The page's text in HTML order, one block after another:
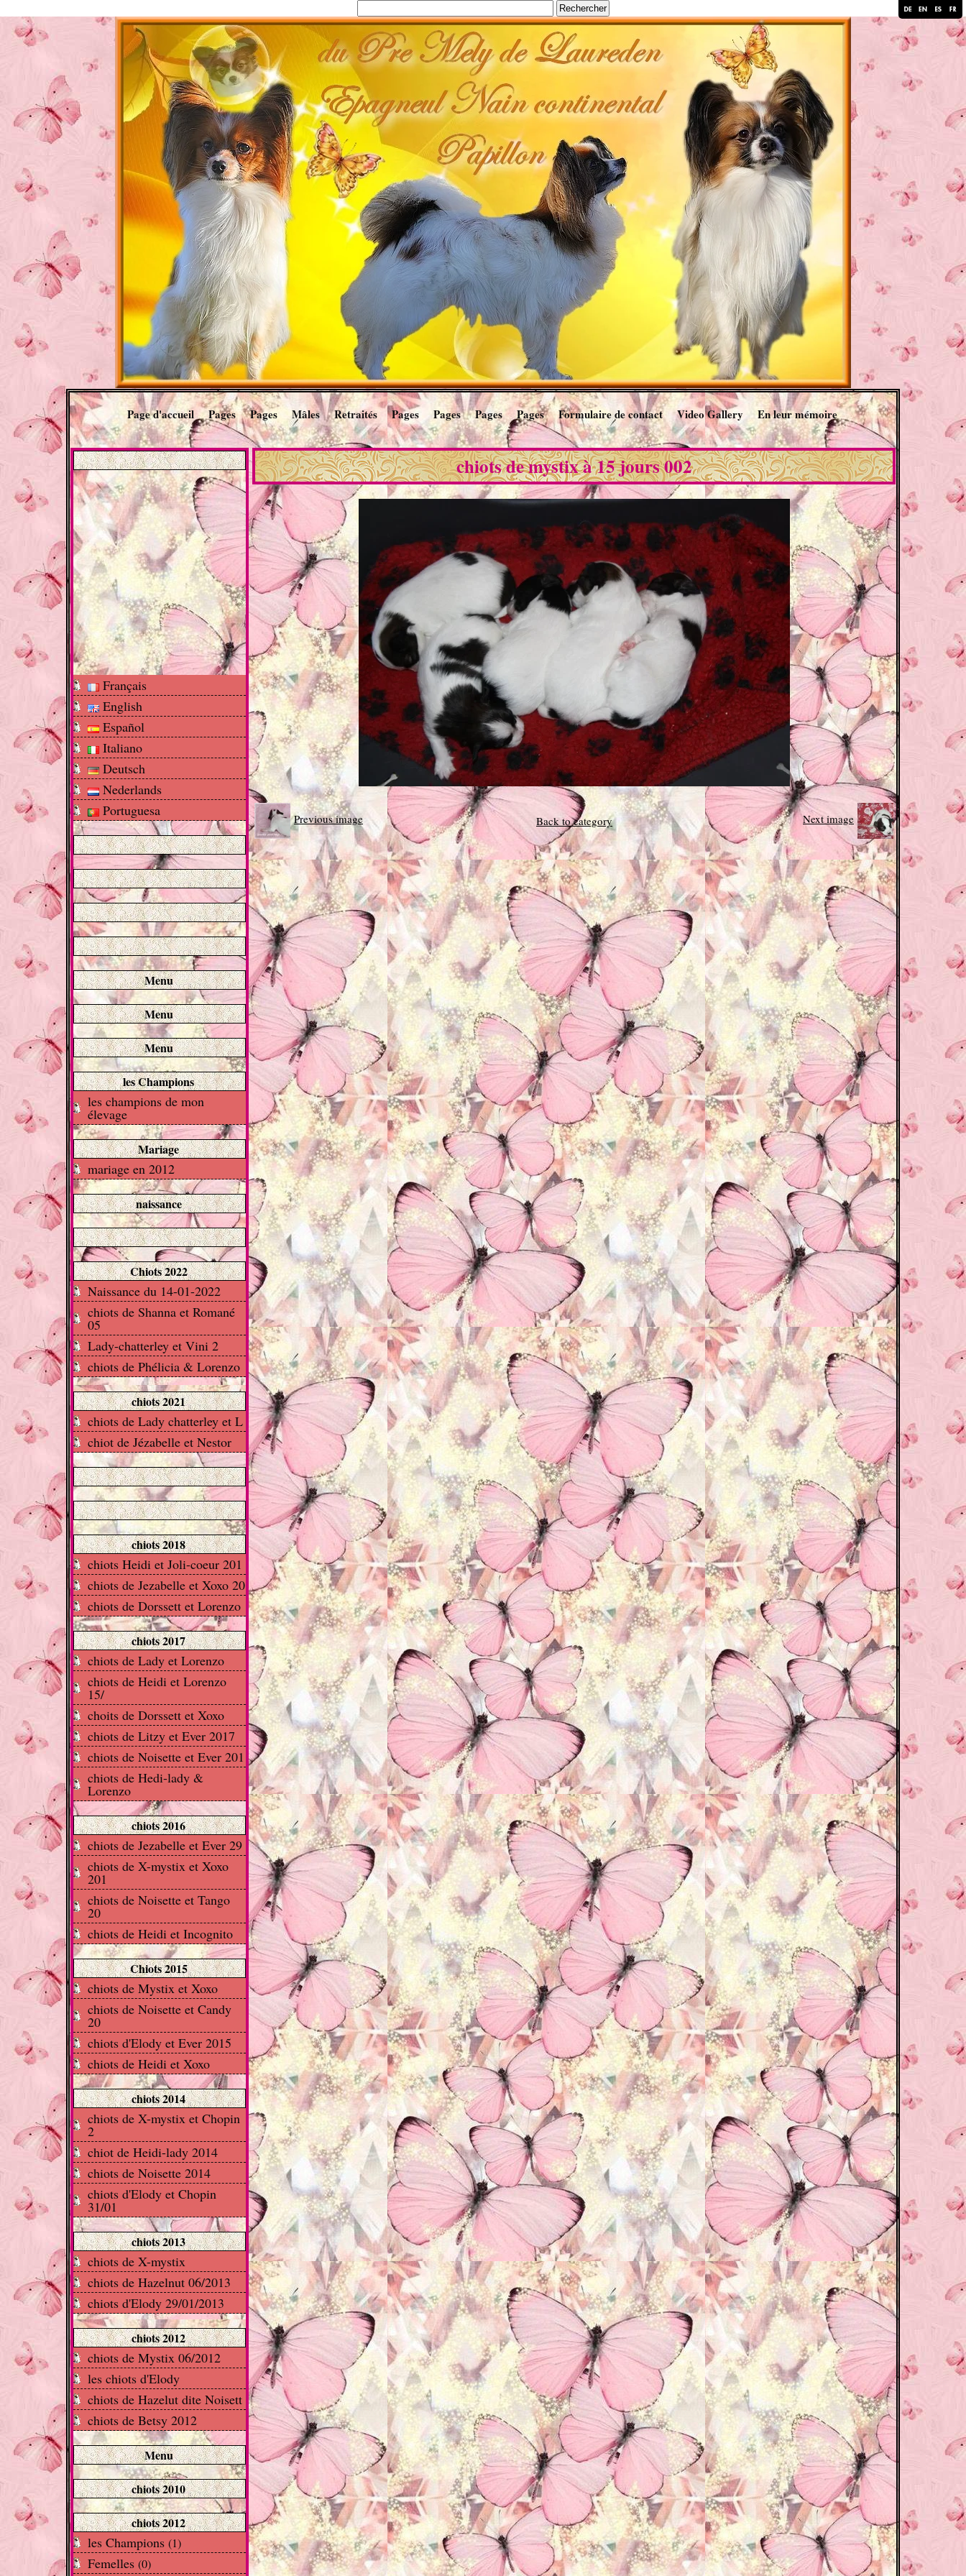
Page d'accueil Pages Pages Mâles Retraités Pages Pages Pages Pages Formulaire de contact Video Gallery En leur mémoire
Français
English
Español
Italiano
Deutsch
Nederlands
Portuguesa
Menu
Menu
Menu
les Champions
les champions de mon
élevage
Mariage
mariage en 2012
naissance
Chiots 2022
Naissance du 14-01-2022
chiots de Shanna et Romané
05
Lady-chatterley et Vini 2
chiots de Phélicia & Lorenzo
chiots 2021
chiots de Lady chatterley et L
chiot de Jézabelle et Nestor
chiots 2018
chiots Heidi et Joli-coeur 201
chiots de Jezabelle et Xoxo 20
chiots de Dorssett et Lorenzo
chiots 2017
chiots de Lady et Lorenzo
chiots de Heidi et Lorenzo
15/
choits de Dorssett et Xoxo
chiots de Litzy et Ever 2017
chiots de Noisette et Ever 201
chiots de Hedi-lady &
Lorenzo
chiots 2016
chiots de Jezabelle et Ever 29
chiots de X-mystix et Xoxo
201
chiots de Noisette et Tango
20
chiots de Heidi et Incognito
Chiots 2015
chiots de Mystix et Xoxo
chiots de Noisette et Candy
20
chiots d'Elody et Ever 2015
chiots de Heidi et Xoxo
chiots 2014
chiots de X-mystix et Chopin
2
chiot de Heidi-lady 2014
chiots de Noisette 2014
chiots d'Elody et Chopin
31/01
chiots 2013
chiots de X-mystix
chiots de Hazelnut 06/2013
chiots d'Elody 29/01/2013
chiots 2012
chiots de Mystix 06/2012
les chiots d'Elody
chiots de Hazelut dite Noisett
chiots de Betsy 2012
Menu
chiots 2010
chiots 2012
les Champions (1)
Femelles (0)
chiots de mystix à 15 jours 002
Previous image Back to category Next image